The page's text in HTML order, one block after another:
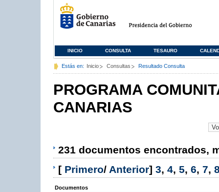
INICIO CONSULTA TESAURO
Estás en: Inicio Consultas Resultado Consulta
PROGRAMA
CANARIAS
231 documentos encontrados,
[ Primero/ Anterior] 3, 4, 5, 6, 7,
Documentos